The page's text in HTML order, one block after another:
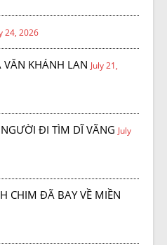
24, 2026
VĂN KHÁNH LAN July 21,
ĐI TÌM DĨ VÃNG July
CHIM ĐÃ BAY VỀ MIỀN